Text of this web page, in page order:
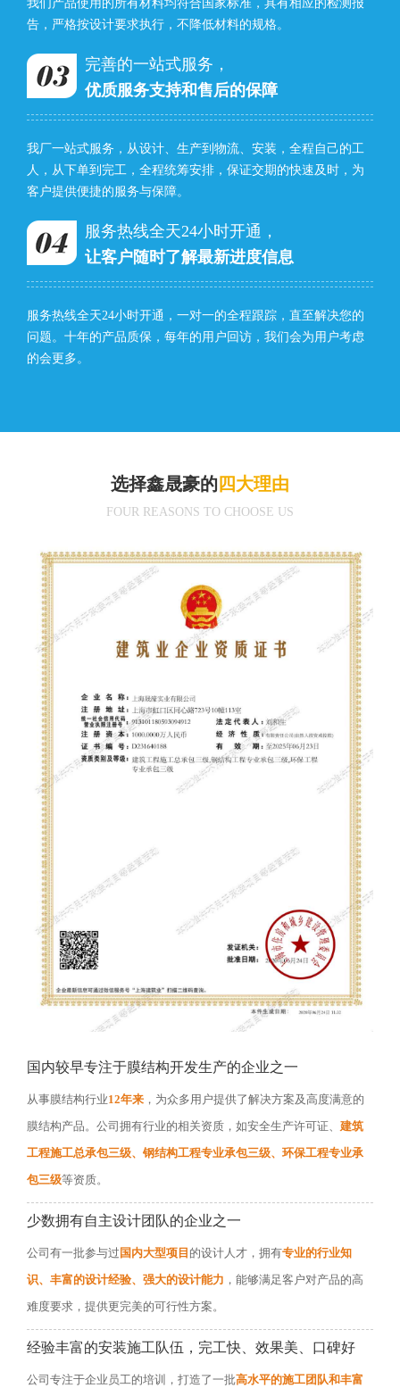
我们产品使用的所有材料均符合国家标准，具有相应的检测报
告，严格按设计要求执行，不降低材料的规格。
完善的一站式服务，
优质服务支持和售后的保障
我厂一站式服务，从设计、生产到物流、安装，全程自己的工
人，从下单到完工，全程统筹安排，保证交期的快速及时，为
客户提供便捷的服务与保障。
服务热线全天24小时开通，
让客户随时了解最新进度信息
服务热线全天24小时开通，一对一的全程跟踪，直至解决您的
问题。十年的产品质保，每年的用户回访，我们会为用户考虑
的会更多。
选择鑫晟豪的 四大理由
FOUR REASONS TO CHOOSE US
国内较早专注于膜结构开发生产的企业之一
从事膜结构行业12年来 ，为众多用户提供了解决方案及高度满意的
膜结构产品。公司拥有行业的相关资质，如安全生产许可证、 建筑
工程施工总承包三级、钢结构工程专业承包三级、环保工程专业承
包三级等资质。
少数拥有自主设计团队的企业之一
公司有一批参与过 国内大型项目 的设计人才，拥有专业的行业知
识、丰富的设计经验、强大的设计能力 ，能够满足客户对产品的高
难度要求，提供更完美的可行性方案。
经验丰富的安装施工队伍，完工快、效果美、口碑好
公司专注于企业员工的培训，打造了一批高水平的施工团队和丰富